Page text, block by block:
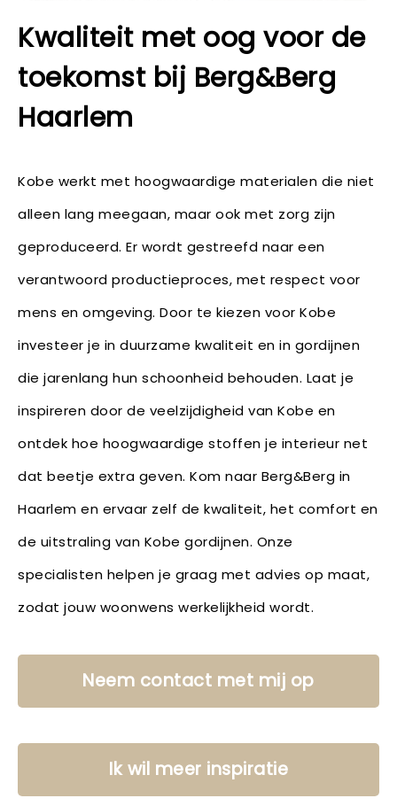
Kwaliteit met oog voor de
toekomst bij Berg&Berg
Haarlem
Kobe werkt met hoogwaardige materialen die niet
alleen lang meegaan, maar ook met zorg zijn
geproduceerd. Er wordt gestreefd naar een
verantwoord productieproces, met respect voor
mens en omgeving. Door te kiezen voor Kobe
investeer je in duurzame kwaliteit en in gordijnen
die jarenlang hun schoonheid behouden. Laat je
inspireren door de veelzijdigheid van Kobe en
ontdek hoe hoogwaardige stoffen je interieur net
dat beetje extra geven. Kom naar Berg&Berg in
Haarlem en ervaar zelf de kwaliteit, het comfort en
de uitstraling van Kobe gordijnen. Onze
specialisten helpen je graag met advies op maat,
zodat jouw woonwens werkelijkheid wordt.
Neem contact met mij op
Ik wil meer inspiratie